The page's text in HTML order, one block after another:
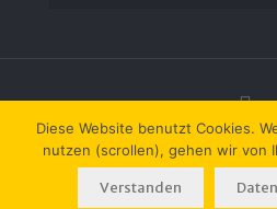
© 2023 Zeit-
Diese Website benutzt Cookies.
nutzen (scrollen), gehen wir von
Verstanden